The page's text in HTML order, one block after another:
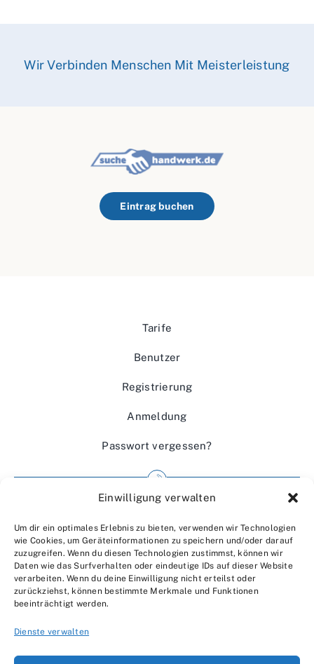
Einwilligung verwalten
Um dir ein optimales Erlebnis zu bieten, verwenden wir Technologien
wie Cookies, um Geräteinformationen zu speichern und/oder darauf
zuzugreifen. Wenn du diesen Technologien zustimmst, können wir
Daten wie das Surfverhalten oder eindeutige IDs auf dieser Website
verarbeiten. Wenn du deine Einwilligung nicht erteilst oder
zurückziehst, können bestimmte Merkmale und Funktionen
beeinträchtigt werden.
Dienste verwalten
Wir Verbinden Menschen Mit Meisterleistung
Eintrag buchen
Tarife
Benutzer
Registrierung
Anmeldung
Passwort vergessen?
Wir über uns
Kontakt
Datenschutzerklärung